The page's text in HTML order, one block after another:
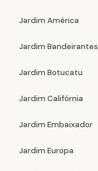
Jardim América
Jardim Bandeirantes
Jardim Botucatu
Jardim Califórnia
Jardim Embaixador
Jardim Europa